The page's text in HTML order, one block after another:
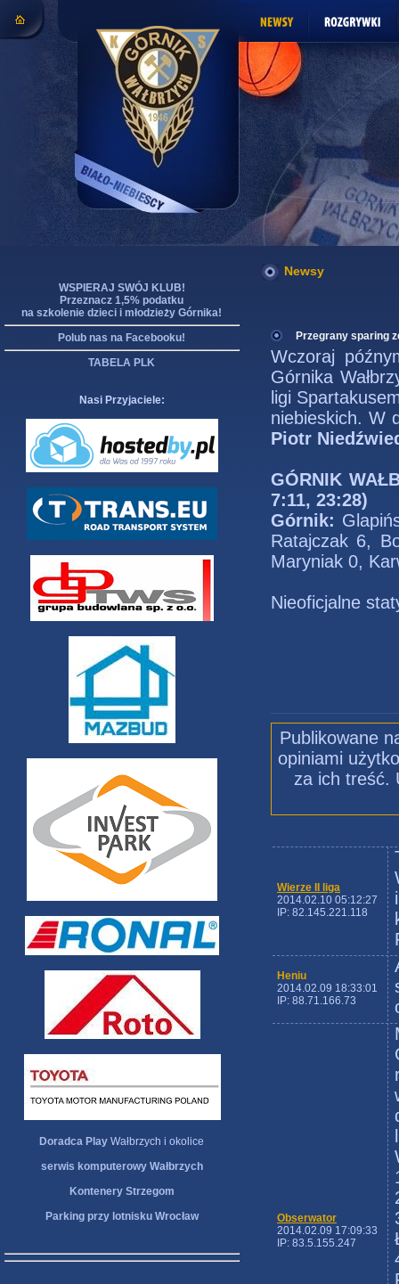
WSPIERAJ SWÓJ KLUB!
Przeznacz 1,5% podatku
na szkolenie dzieci i młodzieży Górnika!
Polub nas na Facebooku!
TABELA PLK
Nasi Przyjaciele:
Doradca Play Wałbrzych i okolice
serwis komputerowy Wałbrzych
Kontenery Strzegom
Parking przy lotnisku Wrocław
Newsy
Przegrany sparing
Wczoraj
Górnika
ligi
niebieskich. W
Piotr
GÓRNIK
7:11, 23:28)
Górnik:
Ratajczak 6,
Maryniak 0,
Nieoficjalne
Publikowane
opiniami
za ich treść.
Wierze II liga
2014.02.10 05:12:27
IP: 82.145.221.118
Heniu
2014.02.09 18:33:01
IP: 88.71.166.73
Obserwator
2014.02.09 17:09:33
IP: 83.5.155.247